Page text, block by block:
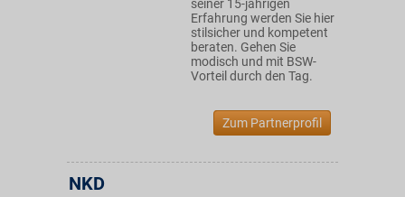
seiner 15-jährigen
Erfahrung werden Sie hier
stilsicher und kompetent
beraten. Gehen Sie
modisch und mit BSW-
Vorteil durch den Tag.
Zum Partnerprofil
NKD